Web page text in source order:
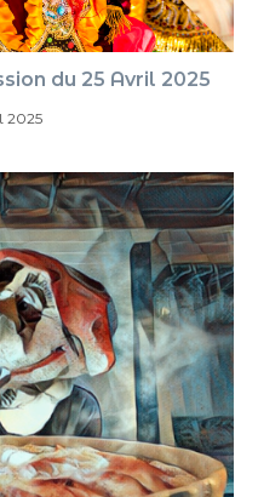
du 25 Avril 2025
2025